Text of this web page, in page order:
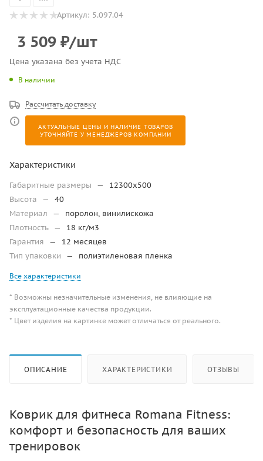
Артикул: 5.097.04
3 509 ₽/шт
Цена указана без учета НДС
В наличии
Рассчитать доставку
АКТУАЛЬНЫЕ ЦЕНЫ И НАЛИЧИЕ ТОВАРОВ
УТОЧНЯЙТЕ У МЕНЕДЖЕРОВ КОМПАНИИ
Характеристики
Габаритные размеры —
12300х500
Высота
—
40
Материал
—
поролон, винилискожа
Плотность —
18 кг/м3
Гарантия
—
12 месяцев
Тип упаковки
— полиэтиленовая пленка
Все характеристики
* Возможны незначительные изменения, не влияющие на
эксплуатационные качества продукции.
* Цвет изделия на картинке может отличаться от реального.
ОПИСАНИЕ ХАРАКТЕРИСТИКИ ОТЗЫВЫ
Коврик для фитнеса Romana Fitness:
комфорт и безопасность для ваших
тренировок